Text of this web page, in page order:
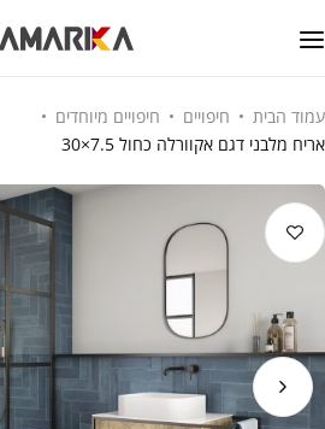
עמוד הבית חיפויים
חיפויים מיוחדים
אריח מלבני דגם אקוורלה כחול 7.5×30